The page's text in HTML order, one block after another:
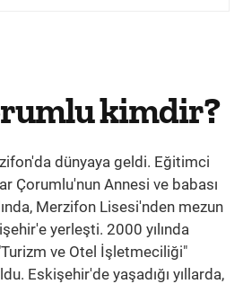
kimdir?
dünyaya geldi. Eğitimci
Çorumlu'nun Annesi ve babası
Merzifon Lisesi'nden mezun
yerleşti. 2000 yılında
ve Otel İşletmeciliği"
Eskişehir'de yaşadığı yıllarda,